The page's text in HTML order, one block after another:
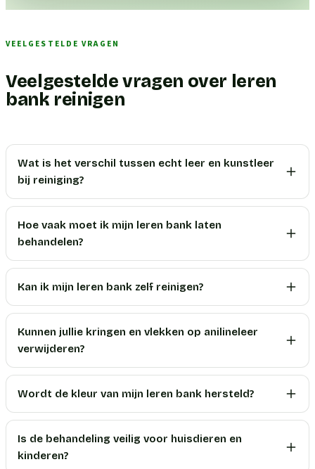
VEELGESTELDE VRAGEN
Veelgestelde vragen over leren
bank reinigen
Wat is het verschil tussen echt leer en kunstleer
bij reiniging?
Hoe vaak moet ik mijn leren bank laten
behandelen?
Kan ik mijn leren bank zelf reinigen?
Kunnen jullie kringen en vlekken op anilineleer
verwijderen?
Wordt de kleur van mijn leren bank hersteld?
Is de behandeling veilig voor huisdieren en
kinderen?